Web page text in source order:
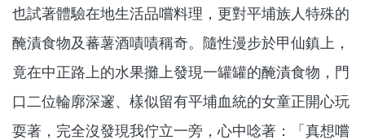
也試著體驗在地生活品嚐料理，更對平埔族人特殊的
醃漬食物及蕃薯酒嘖嘖稱奇。隨性漫步於甲仙鎮上，
竟在中正路上的水果攤上發現一罐罐的醃漬食物，門
口二位輪廓深邃、樣似留有平埔血統的女童正開心玩
耍著，完全沒發現我佇立一旁，心中唸著：「真想嚐